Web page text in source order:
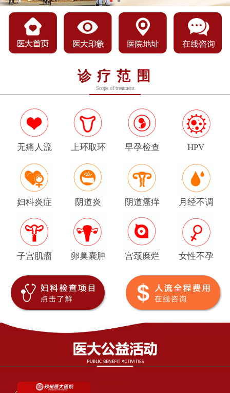
诊疗范围
Scope of treatment
无痛人流 上环取环 早孕检查 HPV
妇科炎症 阴道炎 阴道瘙痒 月经不调
子宫肌瘤 卵巢囊肿 宫颈糜烂 女性不孕